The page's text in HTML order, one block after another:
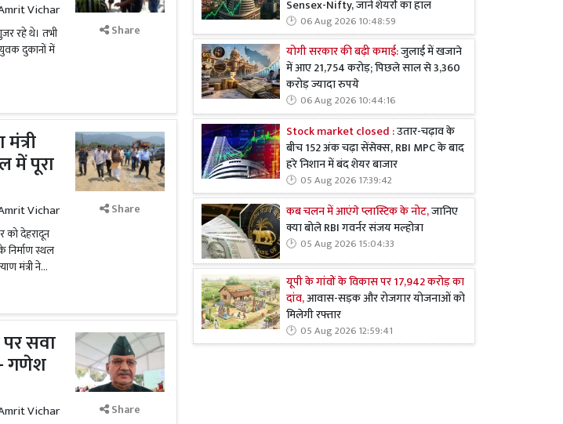
Vichar
रहे थे। तभी
दुकानों में
Share
में पूरा
Vichar
को देहरादून
निर्माण स्थल
मंत्री ने...
Share
पर सवा
गणेश
Vichar Share
Sensex-Nifty, जानें शेयरों का हाल
06 Aug 2026 10:48:59
योगी सरकार की बढ़ी कमाई:जुलाई में खजाने
में आए 21,754 करोड़; पिछले साल से 3,360
करोड़ ज्यादा रुपये
06 Aug 2026 10:44:16
Stock market closed :उतार-चढ़ाव के
बीच 152 अंक चढ़ा सेंसेक्स, RBI MPC के बाद
हरे निशान में बंद शेयर बाजार
05 Aug 2026 17:39:42
कब चलन में आएंगे प्लास्टिक के नोट,जानिए
क्या बोले RBI गवर्नर संजय मल्होत्रा
05 Aug 2026 15:04:33
यूपी के गांवों के विकास पर 17,942 करोड़ का
दांव,आवास-सड़क और रोजगार योजनाओं को
मिलेगी रफ्तार
05 Aug 2026 12:59:41